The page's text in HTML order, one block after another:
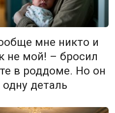
мне никто и
не мой! – бросил
в роддоме. Но он
одну деталь